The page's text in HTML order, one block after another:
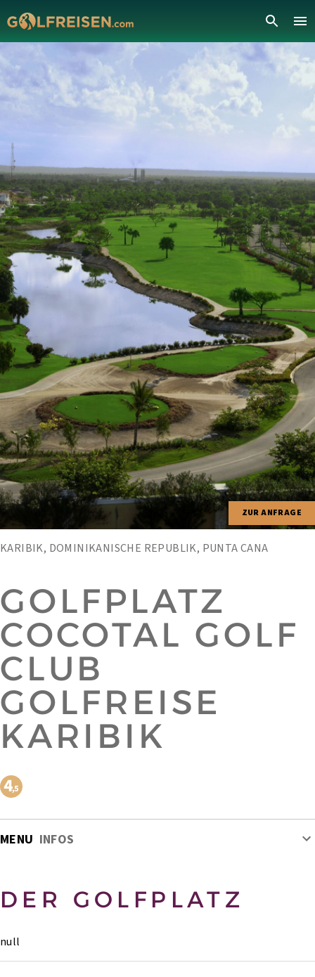
ZUR ANFRAGE
KARIBIK, DOMINIKANISCHE REPUBLIK, PUNTA CANA
GOLFPLATZ
COCOTAL GOLF
CLUB
GOLFREISE
KARIBIK
MENU INFOS
DER GOLFPLATZ
null